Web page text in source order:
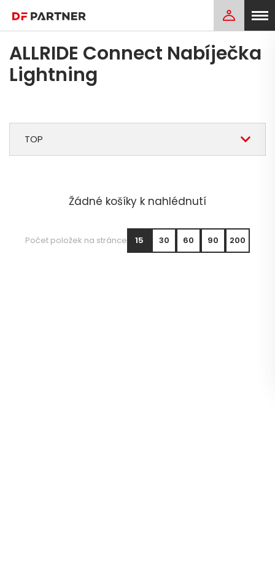
ALLRIDE Connect Nabíječka
Lightning
TOP
Žádné košíky k nahlédnutí
Počet položek na stránce 15 30 60 90 200